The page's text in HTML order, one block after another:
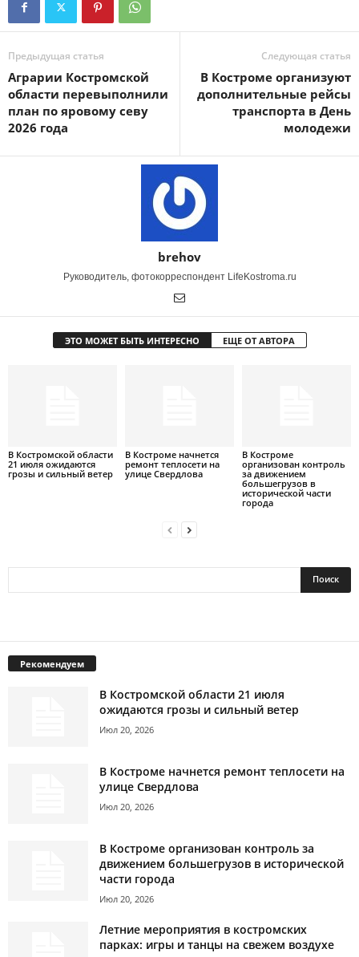
Предыдущая статья
Аграрии Костромской
области перевыполнили
план по яровому севу
2026 года
Следующая статья
В Костроме организуют
дополнительные рейсы
транспорта в День
молодежи
brehov
Руководитель, фотокорреспондент LifeKostroma.ru
ЭТО МОЖЕТ БЫТЬ ИНТЕРЕСНО ЕЩЕ ОТ АВТОРА
В Костромской области
21 июля ожидаются
грозы и сильный ветер
В Костроме начнется
ремонт теплосети на
улице Свердлова
В Костроме
организован контроль
за движением
большегрузов в
исторической части
города
Рекомендуем
В Костромской области 21 июля
ожидаются грозы и сильный ветер
Июл 20, 2026
В Костроме начнется ремонт теплосети на
улице Свердлова
Июл 20, 2026
В Костроме организован контроль за
движением большегрузов в исторической
части города
Июл 20, 2026
Летние мероприятия в костромских
парках: игры и танцы на свежем воздухе